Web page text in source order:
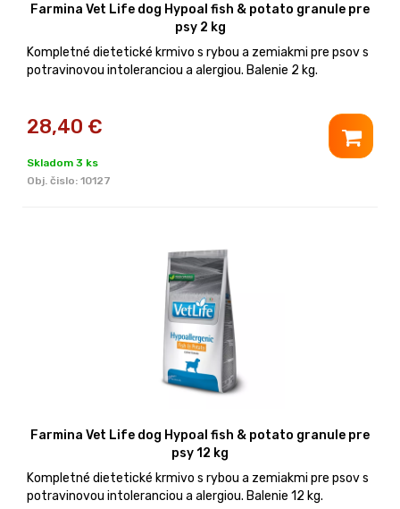
Farmina Vet Life dog Hypoal fish & potato granule pre
psy 2 kg
Kompletné dietetické krmivo s rybou a zemiakmi pre psov s
potravinovou intoleranciou a alergiou. Balenie 2 kg.
28,40 €
Skladom 3 ks
Obj. čislo: 10127
Farmina Vet Life dog Hypoal fish & potato granule pre
psy 12 kg
Kompletné dietetické krmivo s rybou a zemiakmi pre psov s
potravinovou intoleranciou a alergiou. Balenie 12 kg.